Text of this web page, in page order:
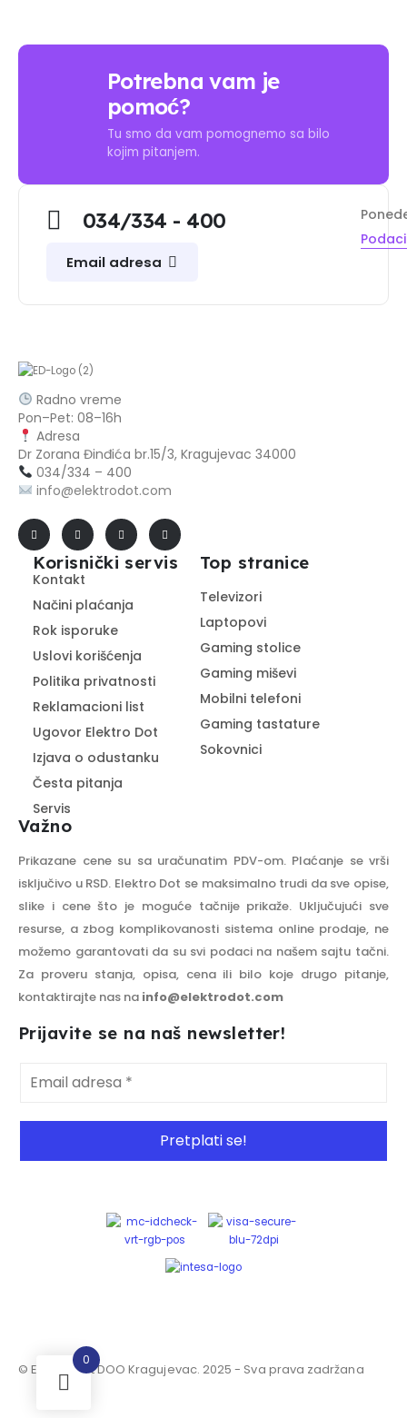
Potrebna vam je
pomoć?
Tu smo da vam pomognemo sa bilo
kojim pitanjem.
034/334 - 400
Email adresa
Radno vreme
Pon–Pet: 08–16h
Adresa
Dr Zorana Đinđića br.15/3, Kragujevac 34000
034/334 – 400
info@elektrodot.com
Korisnički servis
Kontakt
Načini plaćanja
Rok isporuke
Uslovi korišćenja
Politika privatnosti
Reklamacioni list
Ugovor Elektro Dot
Izjava o odustanku
Česta pitanja
Servis
Top stranice
Televizori
Laptopovi
Gaming stolice
Gaming miševi
Mobilni telefoni
Gaming tastature
Sokovnici
Važno
Prikazane cene su sa uračunatim PDV-om. Plaćanje se vrši
isključivo u RSD. Elektro Dot se maksimalno trudi da sve opise,
slike i cene što je moguće tačnije prikaže. Uključujući sve
resurse, a zbog komplikovanosti sistema online prodaje, ne
možemo garantovati da su svi podaci na našem sajtu tačni.
Za proveru stanja, opisa, cena ili bilo koje drugo pitanje,
kontaktirajte nas na info@elektrodot.com
Prijavite se na naš newsletter!
© Elektro dot DOO Kragujevac. 2025 - Sva prava zadržana
0